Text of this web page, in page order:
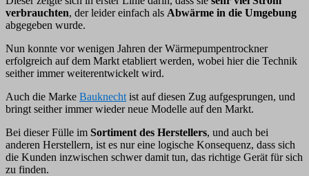
verbrauchten, der leider einfach als Abwärme in die Umgebung
abgegeben wurde.
Nun konnte vor wenigen Jahren der Wärmepumpentrockner
erfolgreich auf dem Markt etabliert werden, wobei hier die Technik
seither immer weiterentwickelt wird.
Auch die Marke Bauknecht ist auf diesen Zug aufgesprungen, und
bringt seither immer wieder neue Modelle auf den Markt.
Bei dieser Fülle im Sortiment des Herstellers, und auch bei
anderen Herstellern, ist es nur eine logische Konsequenz, dass sich
die Kunden inzwischen schwer damit tun, das richtige Gerät für sich
zu finden.